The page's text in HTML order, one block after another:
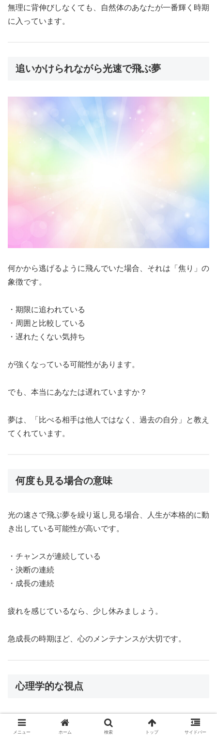
無理に背伸びしなくても、自然体のあなたが一番輝く時期
に入っています。
追いかけられながら光速で飛ぶ夢
何かから逃げるように飛んでいた場合、それは「焦り」の
象徴です。
・期限に追われている
・周囲と比較している
・遅れたくない気持ち
が強くなっている可能性があります。
でも、本当にあなたは遅れていますか？
夢は、「比べる相手は他人ではなく、過去の自分」と教え
てくれています。
何度も見る場合の意味
光の速さで飛ぶ夢を繰り返し見る場合、人生が本格的に動
き出している可能性が高いです。
・チャンスが連続している
・決断の連続
・成長の連続
疲れを感じているなら、少し休みましょう。
急成長の時期ほど、心のメンテナンスが大切です。
心理学的な視点
この夢は「時間」に対する意識とも関係しています。
メニュー ホーム 検索 トップ サイドバー